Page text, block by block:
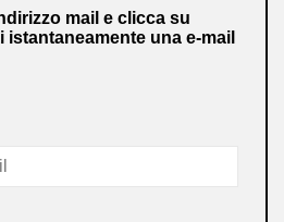
mail e clicca su
una e-mail